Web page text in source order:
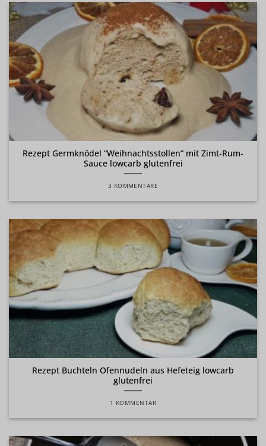
Rezept Germknödel “Weihnachtsstollen” mit Zimt-Rum-
Sauce lowcarb glutenfrei
3 KOMMENTARE
Rezept Buchteln Ofennudeln aus Hefeteig lowcarb
glutenfrei
1 KOMMENTAR